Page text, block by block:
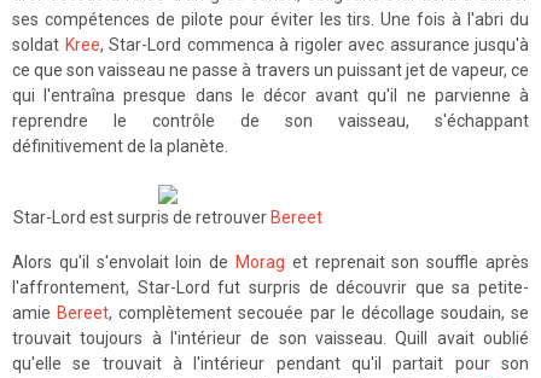
ses compétences de pilote pour éviter les tirs. Une fois à l'abri du
soldat Kree, Star-Lord commenca à rigoler avec assurance jusqu'à
ce que son vaisseau ne passe à travers un puissant jet de vapeur, ce
qui l'entraîna presque dans le décor avant qu'il ne parvienne à
reprendre le contrôle de son vaisseau, s'échappant
définitivement de la planète.
Star-Lord est surpris de retrouver Bereet
Alors qu'il s'envolait loin de Morag et reprenait son souffle après
l'affrontement, Star-Lord fut surpris de découvrir que sa petite-
amie Bereet, complètement secouée par le décollage soudain, se
trouvait toujours à l'intérieur de son vaisseau. Quill avait oublié
qu'elle se trouvait à l'intérieur pendant qu'il partait pour son